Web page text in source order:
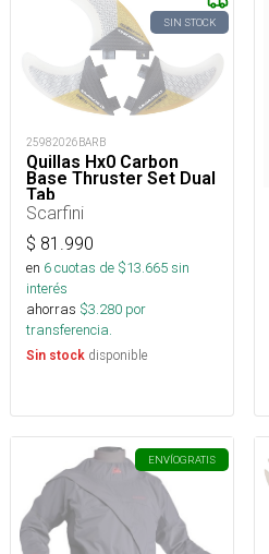
SIN STOCK
25982026BARB
Quillas Hx0 Carbon
Base Thruster Set Dual
Tab
Scarfini
$ 81.990
en 6cuotas de $13.665sin
interés
ahorras $3.280 por
transferencia.
Sin stock disponible
ENVÍOGRATIS